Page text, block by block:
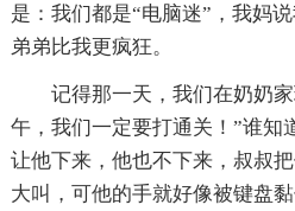
是：我们都是“电脑迷”，我妈
弟弟比我更疯狂。
记得那一天，我们在奶奶
午，我们一定要打通关！”谁知
让他下来，他也不下来，叔叔
大叫，可他的手就好像被键盘